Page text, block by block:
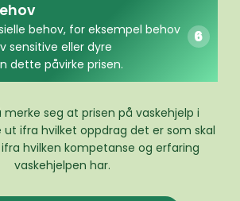
behov, for eksempel behov
sensitive eller dyre
dette påvirke prisen.
merke seg at prisen på vaskehjelp i
ifra hvilket oppdrag det er som skal
hvilken kompetanse og erfaring
vaskehjelpen har.